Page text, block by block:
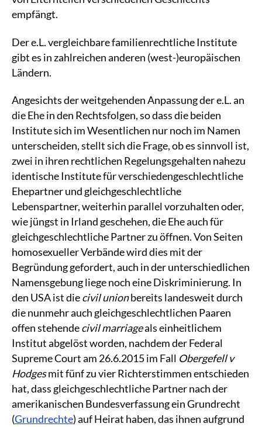
empfängt.
Der e.L. vergleichbare familienrechtliche Institute
gibt es in zahlreichen anderen (west-)europäischen
Ländern.
Angesichts der weitgehenden Anpassung der e.L. an
die Ehe in den Rechtsfolgen, so dass die beiden
Institute sich im Wesentlichen nur noch im Namen
unterscheiden, stellt sich die Frage, ob es sinnvoll ist,
zwei in ihren rechtlichen Regelungsgehalten nahezu
identische Institute für verschiedengeschlechtliche
Ehepartner und gleichgeschlechtliche
Lebenspartner, weiterhin parallel vorzuhalten oder,
wie jüngst in Irland geschehen, die Ehe auch für
gleichgeschlechtliche Partner zu öffnen. Von Seiten
homosexueller Verbände wird dies mit der
Begründung gefordert, auch in der unterschiedlichen
Namensgebung liege noch eine Diskriminierung. In
den USA ist diecivil unionbereits landesweit durch
die nunmehr auch gleichgeschlechtlichen Paaren
offen stehendecivil marriageals einheitlichem
Institut abgelöst worden, nachdem der Federal
Supreme Court am 26.6.2015 im Fall Obergefell v
Hodgesmit fünf zu vier Richterstimmen entschieden
hat, dass gleichgeschlechtliche Partner nach der
amerikanischen Bundesverfassung ein Grundrecht
(Grundrechte) auf Heirat haben, das ihnen aufgrund